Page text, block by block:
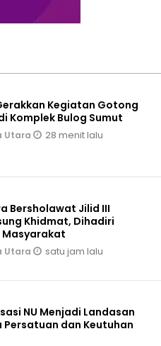
Kegiatan Gotong
Komplek Bulog Sumut
Utara 28 menit lalu
Bersholawat Jilid III
Khidmat, Dihadiri
Masyarakat
Utara satu jam lalu
NU Menjadi Landasan
Persatuan dan Keutuhan